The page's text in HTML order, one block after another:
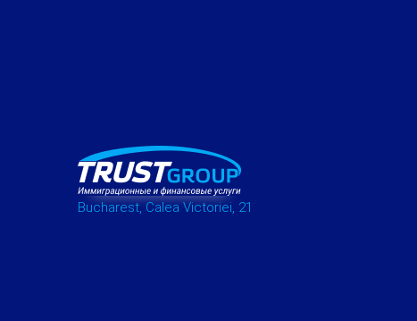
Bucharest, Calea Victoriei, 21